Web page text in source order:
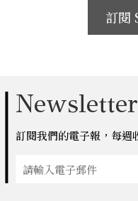
訂閱
Newsletter
訂閱我們的電子報，每週